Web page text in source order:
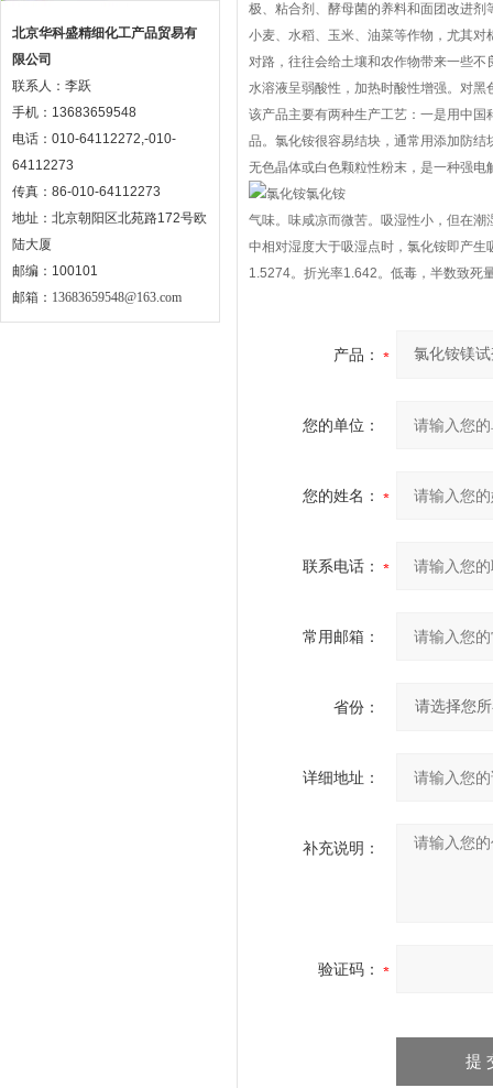
北京华科盛精细化工产品贸易有
限公司
联系人：李跃
手机：13683659548
电话：010-64112272,-010-
64112273
传真：86-010-64112273
地址：北京朝阳区北苑路172号欧
陆大厦
邮编：100101
邮箱： 13683659548@163.com
极、粘合剂、酵母菌的养料和面团改进
小麦、水稻、玉米、油菜等作物，尤其
对路，往往会给土壤和农作物带来一些不
水溶液呈弱酸性，加热时酸性增强。对
该产品主要有两种生产工艺：一是用中
品。氯化铵很容易结块，通常用添加防
无色晶体或白色颗粒性粉末，是一种强
氯化铵
气味。味咸凉而微苦。吸湿性小，但在
中相对湿度大于吸湿点时，氯化铵即产
1.5274。折光率1.642。低毒，半数致
产品：
您的单位：
您的姓名：
联系电话：
常用邮箱：
省份：
详细地址：
补充说明：
验证码：